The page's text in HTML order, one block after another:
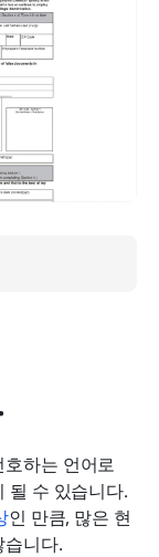
하는 언어로
인 만큼, 많은 현
습니다.